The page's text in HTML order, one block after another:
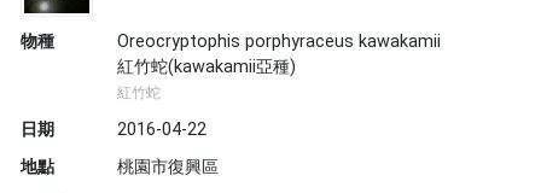
物種
Oreocryptophis porphyraceus kawakamii
紅竹蛇(kawakamii亞種)
紅竹蛇
日期
2016-04-22
地點
桃園市復興區